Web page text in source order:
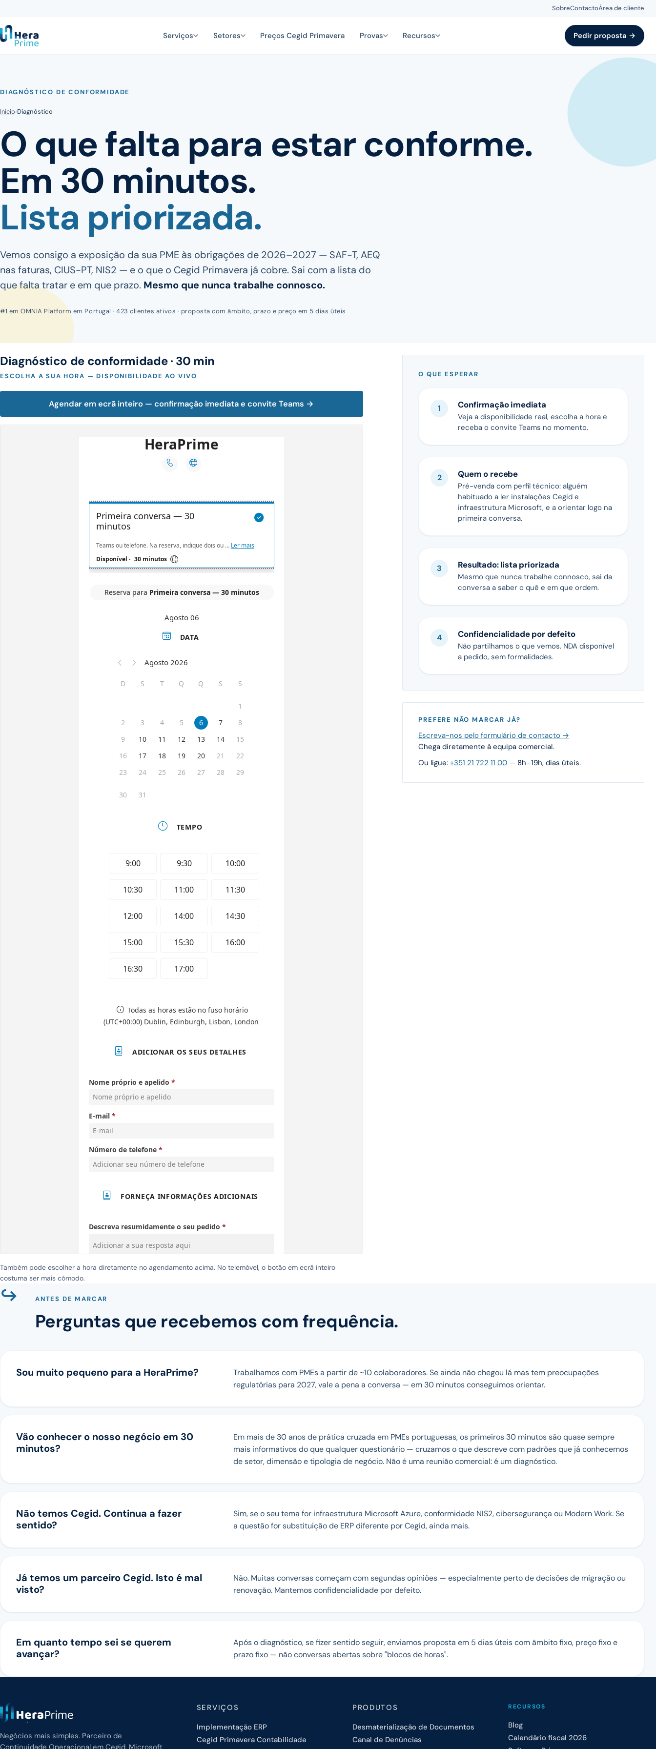
SobreContactoÁrea de cliente
Serviços Setores Preços Cegid Primavera Provas Recursos Pedir proposta →
DIAGNÓSTICO DE CONFORMIDADE
Início›Diagnóstico
O que falta para estar conforme.
Em 30 minutos.
Lista priorizada.
Vemos consigo a exposição da sua PME às obrigações de 2026–2027 — SAF-T, AEQ
nas faturas, CIUS-PT, NIS2 — e o que o Cegid Primavera já cobre. Sai com a lista do
que falta tratar e em que prazo. Mesmo que nunca trabalhe connosco.
#1 em OMNIA Platform em Portugal · 423 clientes ativos · proposta com âmbito, prazo e preço em 5 dias úteis
Diagnóstico de conformidade · 30 min
ESCOLHA A SUA HORA — DISPONIBILIDADE AO VIVO
Agendar em ecrã inteiro — confirmação imediata e convite Teams →
Também pode escolher a hora diretamente no agendamento acima. No telemóvel, o botão em ecrã inteiro
costuma ser mais cómodo.
O QUE ESPERAR
Confirmação imediata
Veja a disponibilidade real, escolha a hora e
receba o convite Teams no momento.
Quem o recebe
Pré-venda com perfil técnico: alguém
habituado a ler instalações Cegid e
infraestrutura Microsoft, e a orientar logo na
primeira conversa.
Resultado: lista priorizada
Mesmo que nunca trabalhe connosco, sai da
conversa a saber o quê e em que ordem.
Confidencialidade por defeito
Não partilhamos o que vemos. NDA disponível
a pedido, sem formalidades.
PREFERE NÃO MARCAR JÁ?
Escreva-nos pelo formulário de contacto →
Chega diretamente à equipa comercial.
Ou ligue:+351 21 722 11 00 — 8h–19h, dias úteis.
↪ ANTES DE MARCAR
Perguntas que recebemos com frequência.
Sou muito pequeno para a HeraPrime?
Trabalhamos com PMEs a partir de ~10 colaboradores. Se ainda não chegou lá mas tem preocupações
regulatórias para 2027, vale a pena a conversa — em 30 minutos conseguimos orientar.
Vão conhecer o nosso negócio em 30
minutos?
Em mais de 30 anos de prática cruzada em PMEs portuguesas, os primeiros 30 minutos são quase sempre
mais informativos do que qualquer questionário — cruzamos o que descreve com padrões que já conhecemos
de setor, dimensão e tipologia de negócio. Não é uma reunião comercial: é um diagnóstico.
Não temos Cegid. Continua a fazer
sentido?
Sim, se o seu tema for infraestrutura Microsoft Azure, conformidade NIS2, cibersegurança ou Modern Work. Se
a questão for substituição de ERP diferente por Cegid, ainda mais.
Já temos um parceiro Cegid. Isto é mal
visto?
Não. Muitas conversas começam com segundas opiniões — especialmente perto de decisões de migração ou
renovação. Mantemos confidencialidade por defeito.
Em quanto tempo sei se querem
avançar?
Após o diagnóstico, se fizer sentido seguir, enviamos proposta em 5 dias úteis com âmbito fixo, preço fixo e
prazo fixo — não conversas abertas sobre "blocos de horas".
Negócios mais simples. Parceiro de
Continuidade Operacional em Cegid, Microsoft
SERVIÇOS
Implementação ERP
Cegid Primavera Contabilidade
PRODUTOS
Desmaterialização de Documentos
Canal de Denúncias
RECURSOS
Blog
Calendário fiscal 2026